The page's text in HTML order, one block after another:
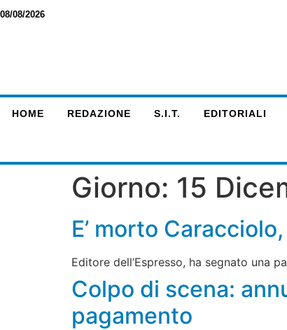
08/08/2026
HOME REDAZIONE S.I.T. EDITORIALI
Giorno: 15
E’ morto
Editore dell’Espresso, ha segnato una
Colpo di scena:
pagamento